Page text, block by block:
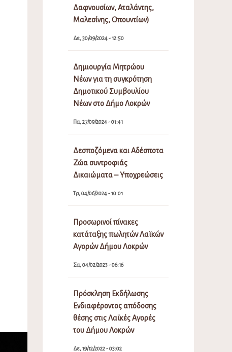
Δαφνουσίων, Αταλάντης,
Μαλεσίνης, Οπουντίων)
Δε, 30/09/2024 - 12:50
Δημιουργία Μητρώου
Νέων για τη συγκρότηση
Δημοτικού Συμβουλίου
Νέων στο Δήμο Λοκρών
Πα, 27/09/2024 - 01:41
Δεσποζόμενα και Αδέσποτα
Ζώα συντροφιάς
Δικαιώματα – Υποχρεώσεις
Τρ, 04/06/2024 - 10:01
Προσωρινοί πίνακες
κατάταξης πωλητών Λαϊκών
Αγορών Δήμου Λοκρών
Σα, 04/02/2023 - 06:16
Πρόσκληση Εκδήλωσης
Ενδιαφέροντος απόδοσης
θέσης στις Λαϊκές Αγορές
του Δήμου Λοκρών
Δε, 19/12/2022 - 03:02